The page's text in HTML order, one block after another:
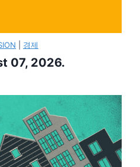
경제
07, 2026.